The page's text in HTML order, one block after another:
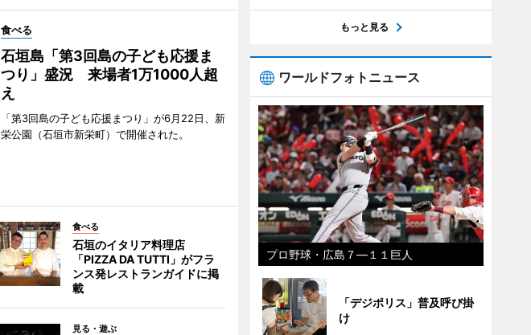
食べる
石垣島「第3回島の子ども応援ま
つり」盛況 来場者1万1000人超
え
「第3回島の子ども応援まつり」が6月22日、新
栄公園（石垣市新栄町）で開催された。
食べる
石垣のイタリア料理店
「PIZZA DA TUTTI」がフラ
ンス発レストランガイドに掲
載
見る・遊ぶ
もっと見る
ワールドフォトニュース
プロ野球・広島７―１１巨人
「デジポリス」普及呼び掛
け